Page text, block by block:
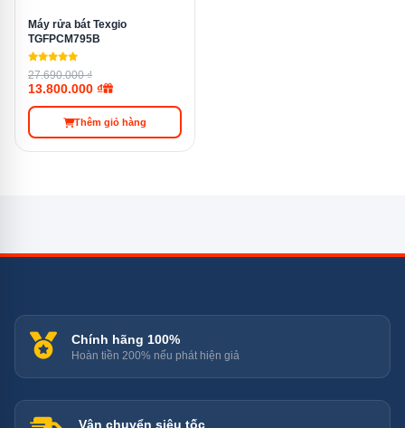
nước đặc biệt để làm sạch rau củ quả và các loại
thực phẩm khác. Chương trình này giúp loại bỏ cát,
bụi bẩn và các tạp chất bám trên bề mặt thực phẩm
mà không làm tổn hại đến chất lượng thực phẩm.
Máy rửa bát Texgio
TGFPCM795B
27.690.000 ₫
13.800.000 ₫
Thêm giỏ hàng
Chính hãng 100%
Hoàn tiền 200% nếu phát hiện giả
Vận chuyển siêu tốc